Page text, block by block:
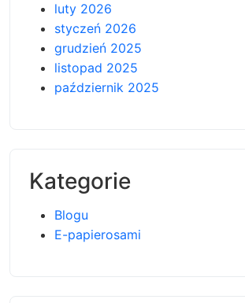
luty 2026
styczeń 2026
grudzień 2025
listopad 2025
październik 2025
Kategorie
Blogu
E-papierosami